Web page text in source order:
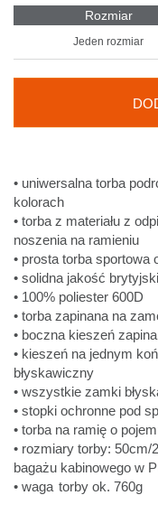
Rozmiar
Jeden rozmiar
• uniwersalna torba
kolorach
• torba z materiału z
noszenia na ramieniu
• prosta torba sportowa
• solidna jakość
• 100% poliester 600D
• torba zapinana na
• boczna kieszeń
• kieszeń na jednym
błyskawiczny
• wszystkie zamki
• stopki ochronne pod
• torba na ramię o
• rozmiary torby:
bagażu kabinowego w
• waga torby ok. 760g